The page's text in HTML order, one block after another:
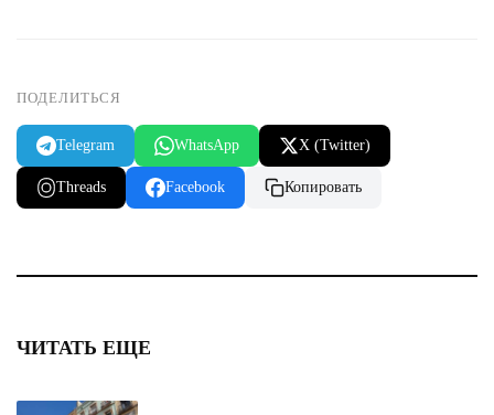
ПОДЕЛИТЬСЯ
Telegram WhatsApp X (Twitter)
Threads Facebook Копировать
ЧИТАТЬ ЕЩЕ